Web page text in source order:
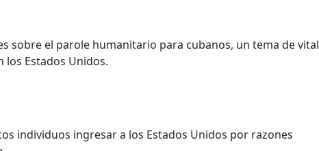
sobre el parole humanitario para cubanos, un tema de vital
Estados Unidos.
individuos ingresar a los Estados Unidos por razones